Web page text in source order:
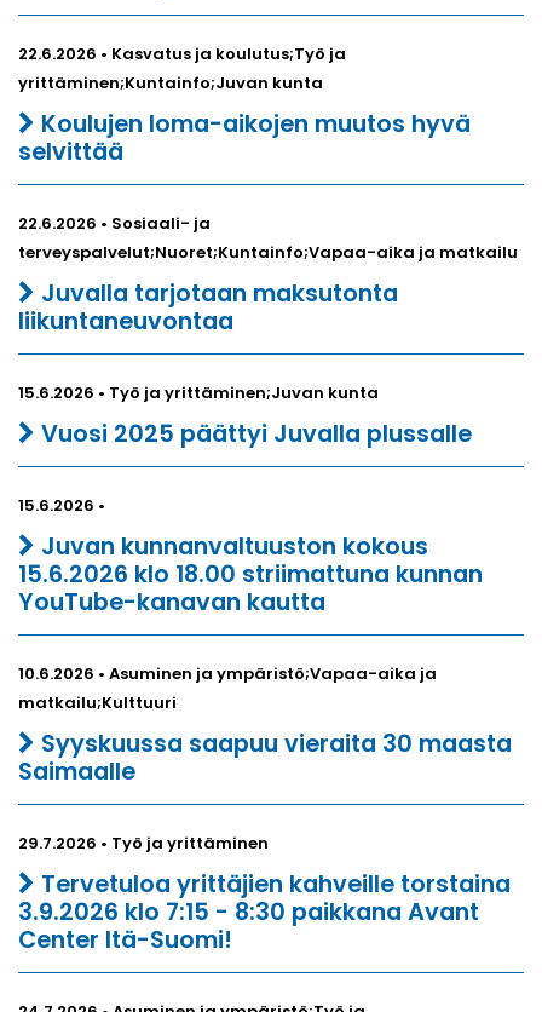
22.6.2026 • Kasvatus ja koulutus;Työ ja
yrittäminen;Kuntainfo;Juvan kunta
Koulujen loma-aikojen muutos hyvä
selvittää
22.6.2026 • Sosiaali- ja
terveyspalvelut;Nuoret;Kuntainfo;Vapaa-aika ja matkailu
Juvalla tarjotaan maksutonta
liikuntaneuvontaa
15.6.2026 • Työ ja yrittäminen;Juvan kunta
Vuosi 2025 päättyi Juvalla plussalle
15.6.2026 •
Juvan kunnanvaltuuston kokous
15.6.2026 klo 18.00 striimattuna kunnan
YouTube-kanavan kautta
10.6.2026 • Asuminen ja ympäristö;Vapaa-aika ja
matkailu;Kulttuuri
Syyskuussa saapuu vieraita 30 maasta
Saimaalle
29.7.2026 • Työ ja yrittäminen
Tervetuloa yrittäjien kahveille torstaina
3.9.2026 klo 7:15 - 8:30 paikkana Avant
Center Itä-Suomi!